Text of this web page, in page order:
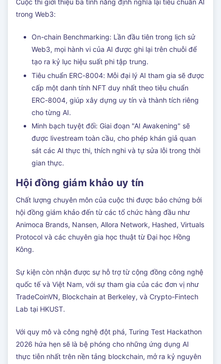
trong Web3:
On-chain Benchmarking: Lần đầu tiên trong lịch sử
Web3, mọi hành vi của AI được ghi lại trên chuỗi để
tạo ra kỷ lục hiệu suất phi tập trung.
Tiêu chuẩn ERC-8004: Mỗi đại lý AI tham gia sẽ được
cấp một danh tính NFT duy nhất theo tiêu chuẩn
ERC-8004, giúp xây dựng uy tín và thành tích riêng
cho từng AI.
Minh bạch tuyệt đối: Giai đoạn "AI Awakening" sẽ
được livestream toàn cầu, cho phép khán giả quan
sát các AI thực thi, thích nghi và tự sửa lỗi trong thời
gian thực.
Hội đồng giám khảo uy tín
Chất lượng chuyên môn của cuộc thi được bảo chứng bởi
hội đồng giám khảo đến từ các tổ chức hàng đầu như
Animoca Brands, Nansen, Allora Network, Hashed, Virtuals
Protocol và các chuyên gia học thuật từ Đại học Hồng
Kông.
Sự kiện còn nhận được sự hỗ trợ từ cộng đồng công nghệ
quốc tế và Việt Nam, với sự tham gia của các đơn vị như
TradeCoinVN, Blockchain at Berkeley, và Crypto-Fintech
Lab tại HKUST.
Với quy mô và công nghệ đột phá, Turing Test Hackathon
2026 hứa hẹn sẽ là bệ phóng cho những ứng dụng AI
thực tiễn nhất trên nền tảng blockchain, mở ra kỷ nguyên